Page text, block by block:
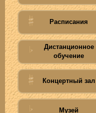
Расписания
Дистанционное
обучение
Концертный зал
Музей